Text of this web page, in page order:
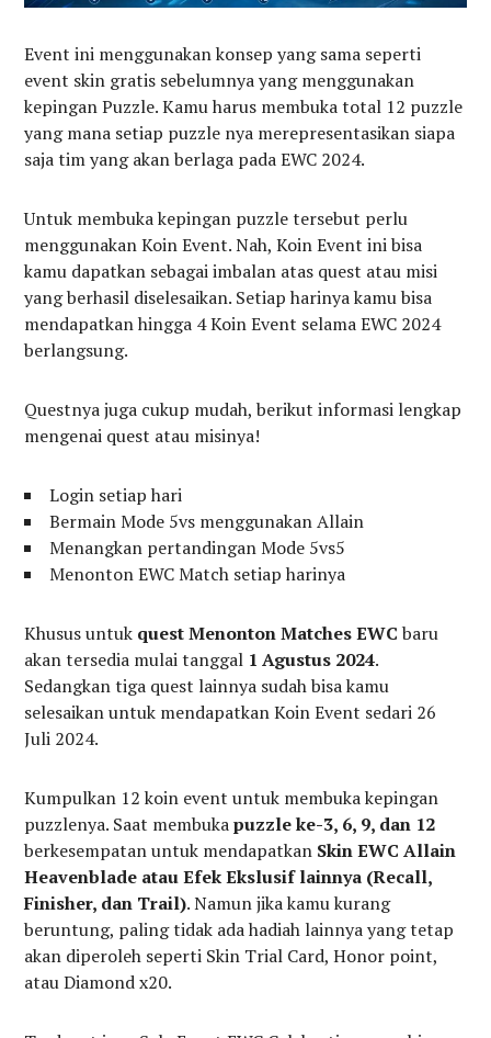
Event ini menggunakan konsep yang sama seperti
event skin gratis sebelumnya yang menggunakan
kepingan Puzzle. Kamu harus membuka total 12 puzzle
yang mana setiap puzzle nya merepresentasikan siapa
saja tim yang akan berlaga pada EWC 2024.
Untuk membuka kepingan puzzle tersebut perlu
menggunakan Koin Event. Nah, Koin Event ini bisa
kamu dapatkan sebagai imbalan atas quest atau misi
yang berhasil diselesaikan. Setiap harinya kamu bisa
mendapatkan hingga 4 Koin Event selama EWC 2024
berlangsung.
Questnya juga cukup mudah, berikut informasi lengkap
mengenai quest atau misinya!
Login setiap hari
Bermain Mode 5vs menggunakan Allain
Menangkan pertandingan Mode 5vs5
Menonton EWC Match setiap harinya
Khusus untuk quest Menonton Matches EWC baru
akan tersedia mulai tanggal 1 Agustus 2024.
Sedangkan tiga quest lainnya sudah bisa kamu
selesaikan untuk mendapatkan Koin Event sedari 26
Juli 2024.
Kumpulkan 12 koin event untuk membuka kepingan
puzzlenya. Saat membukapuzzle ke-3, 6, 9, dan 12
berkesempatan untuk mendapatkan Skin EWC Allain
Heavenblade atau Efek Ekslusif lainnya (Recall,
Finisher, dan Trail). Namun jika kamu kurang
beruntung, paling tidak ada hadiah lainnya yang tetap
akan diperoleh seperti Skin Trial Card, Honor point,
atau Diamond x20.